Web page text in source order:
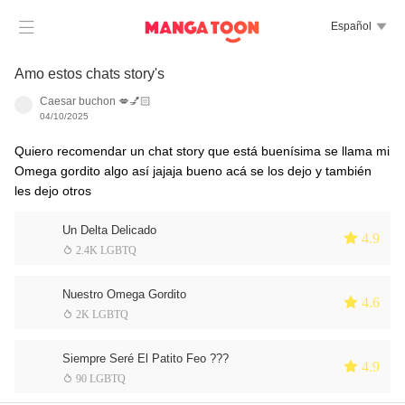
 Español 
Amo estos chats story's
Caesar buchon 💋💅🏻
04/10/2025
Quiero recomendar un chat story que está buenísima se llama mi
Omega gordito algo así jajaja bueno acá se los dejo y también
les dejo otros
Un Delta Delicado
 2.4K LGBTQ
 4.9
Nuestro Omega Gordito
 2K LGBTQ
 4.6
Siempre Seré El Patito Feo ???
 90 LGBTQ
 4.9